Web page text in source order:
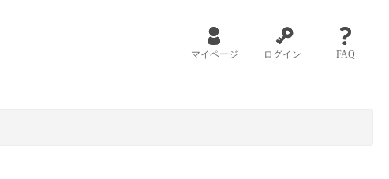
マイページ ログイン FAQ